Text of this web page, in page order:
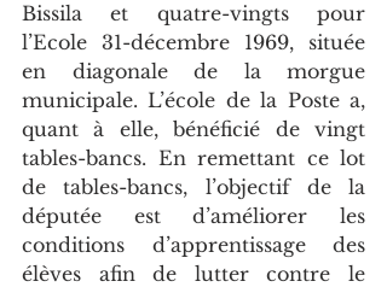
Bissila et quatre-vingts pour
l’Ecole 31-décembre 1969, située
en diagonale de la morgue
municipale. L’école de la Poste a,
quant à elle, bénéficié de vingt
tables-bancs. En remettant ce lot
de tables-bancs, l’objectif de la
députée est d’améliorer les
conditions d’apprentissage des
élèves afin de lutter contre le